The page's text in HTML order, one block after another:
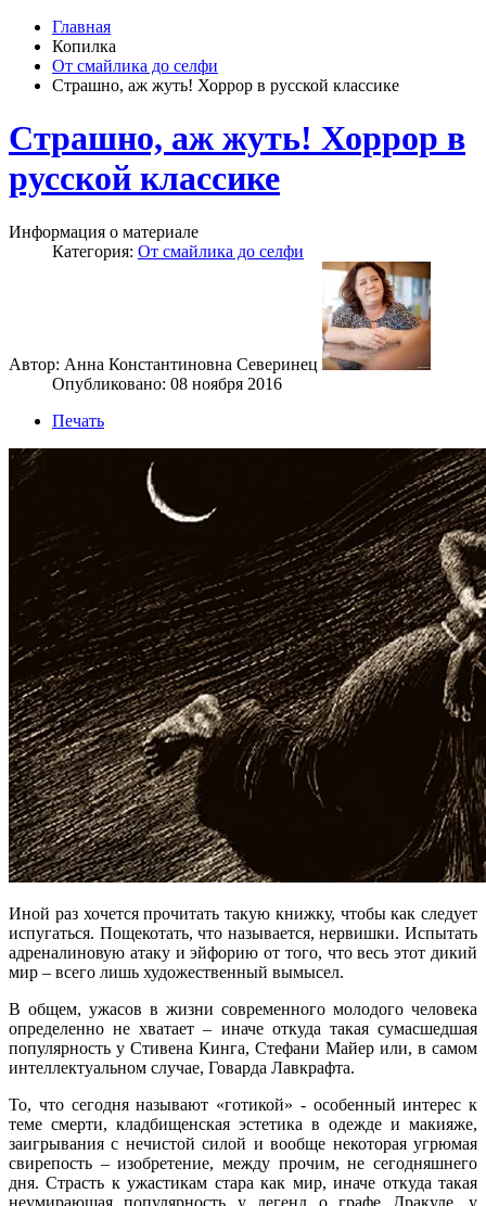
Главная
Копилка
От смайлика до селфи
Страшно, аж жуть! Хоррор в русской классике
Страшно, аж жуть! Хоррор в
русской классике
Информация о материале
Категория: От смайлика до селфи
Автор: Анна Константиновна Северинец
Опубликовано: 08 ноября 2016
Печать
Иной раз хочется прочитать такую книжку, чтобы как следует
испугаться. Пощекотать, что называется, нервишки. Испытать
адреналиновую атаку и эйфорию от того, что весь этот дикий
мир – всего лишь художественный вымысел.
В общем, ужасов в жизни современного молодого человека
определенно не хватает – иначе откуда такая сумасшедшая
популярность у Стивена Кинга, Стефани Майер или, в самом
интеллектуальном случае, Говарда Лавкрафта.
То, что сегодня называют «готикой» - особенный интерес к
теме смерти, кладбищенская эстетика в одежде и макияже,
заигрывания с нечистой силой и вообще некоторая угрюмая
свирепость – изобретение, между прочим, не сегодняшнего
дня. Страсть к ужастикам стара как мир, иначе откуда такая
неумирающая популярность у легенд о графе Дракуле, у